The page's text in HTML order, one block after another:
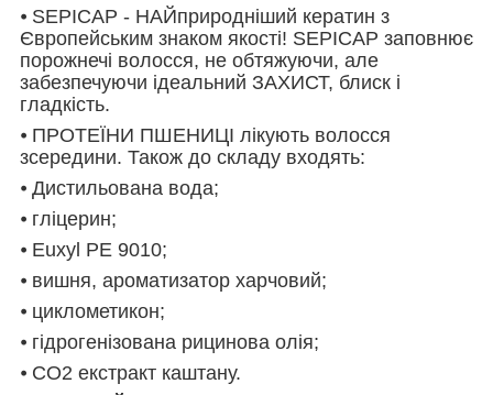
⦁ SEPICAP - НАЙприродніший кератин з
Європейським знаком якості! SEPICAP заповнює
порожнечі волосся, не обтяжуючи, але
забезпечуючи ідеальний ЗАХИСТ, блиск і
гладкість.
⦁ ПРОТЕЇНИ ПШЕНИЦІ лікують волосся
зсередини. Також до складу входять:
⦁ Дистильована вода;
⦁ гліцерин;
⦁ Euxyl PE 9010;
⦁ вишня, ароматизатор харчовий;
⦁ циклометикон;
⦁ гідрогенізована рицинова олія;
⦁ CO2 екстракт каштану.